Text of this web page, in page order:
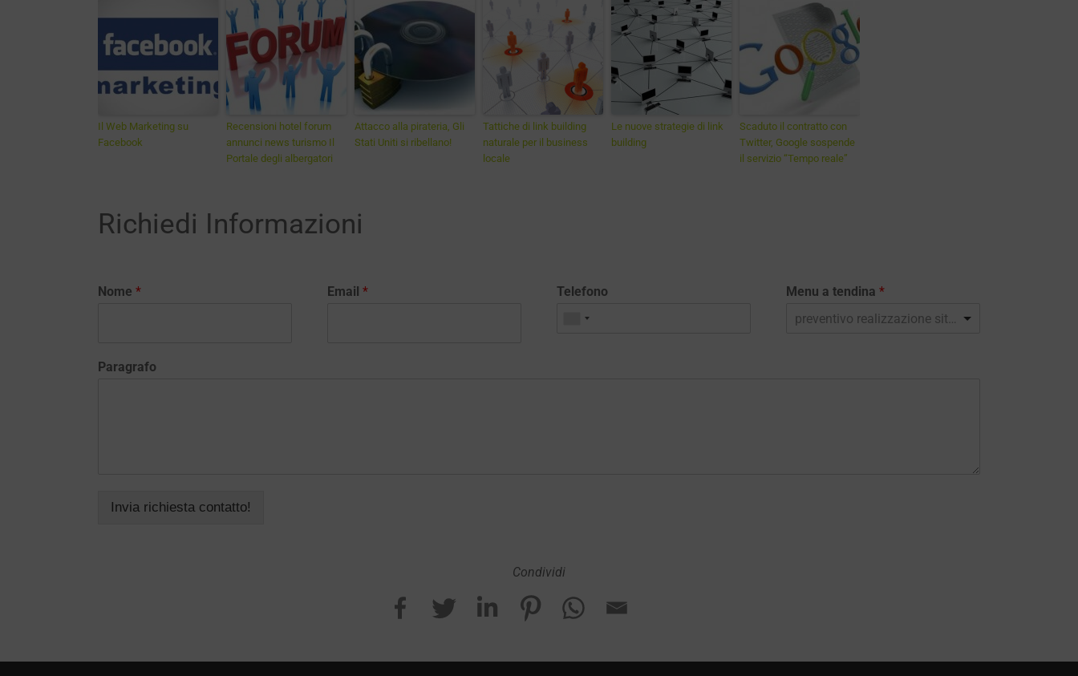
Il Web Marketing su
Facebook
Recensioni hotel forum
annunci news turismo Il
Portale degli albergatori
Attacco alla pirateria, Gli
Stati Uniti si ribellano!
Tattiche di link building
naturale per il business
locale
Le nuove strategie di link
building
Scaduto il contratto con
Twitter, Google sospende
il servizio “Tempo reale”
Richiedi Informazioni
Nome * Email * Telefono Menu a tendina *
Paragrafo
Invia richiesta contatto!
Condividi